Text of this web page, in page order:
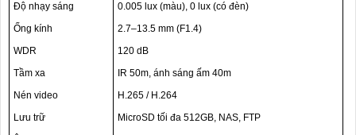
Độ nhạy sáng
0.005 lux (màu), 0 lux (có đèn)
Ống kính
2.7–13.5 mm (F1.4)
WDR
120 dB
Tầm xa
IR 50m, ánh sáng ấm 40m
Nén video
H.265 / H.264
Lưu trữ
MicroSD tối đa 512GB, NAS, FTP